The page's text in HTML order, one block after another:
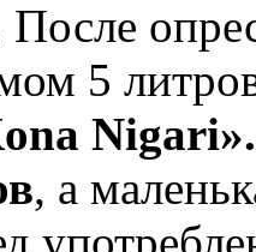
5
, а